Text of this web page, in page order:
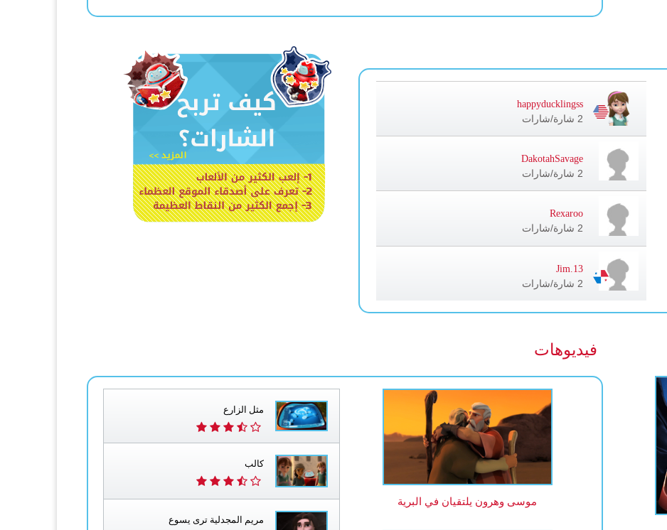
happyducklingss
2 شارة/شارات
DakotahSavage
2 شارة/شارات
Rexaroo
2 شارة/شارات
Jim.13
2 شارة/شارات
فيديوهات
موسى وهرون يلتقيان في البرية
مثل الزارع
كالب
مريم المجدلية ترى يسوع